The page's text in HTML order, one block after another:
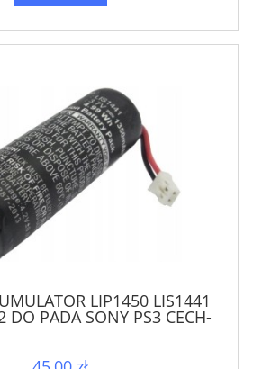
LIP1450 LIS1441
DO PADA SONY PS3 CECH-